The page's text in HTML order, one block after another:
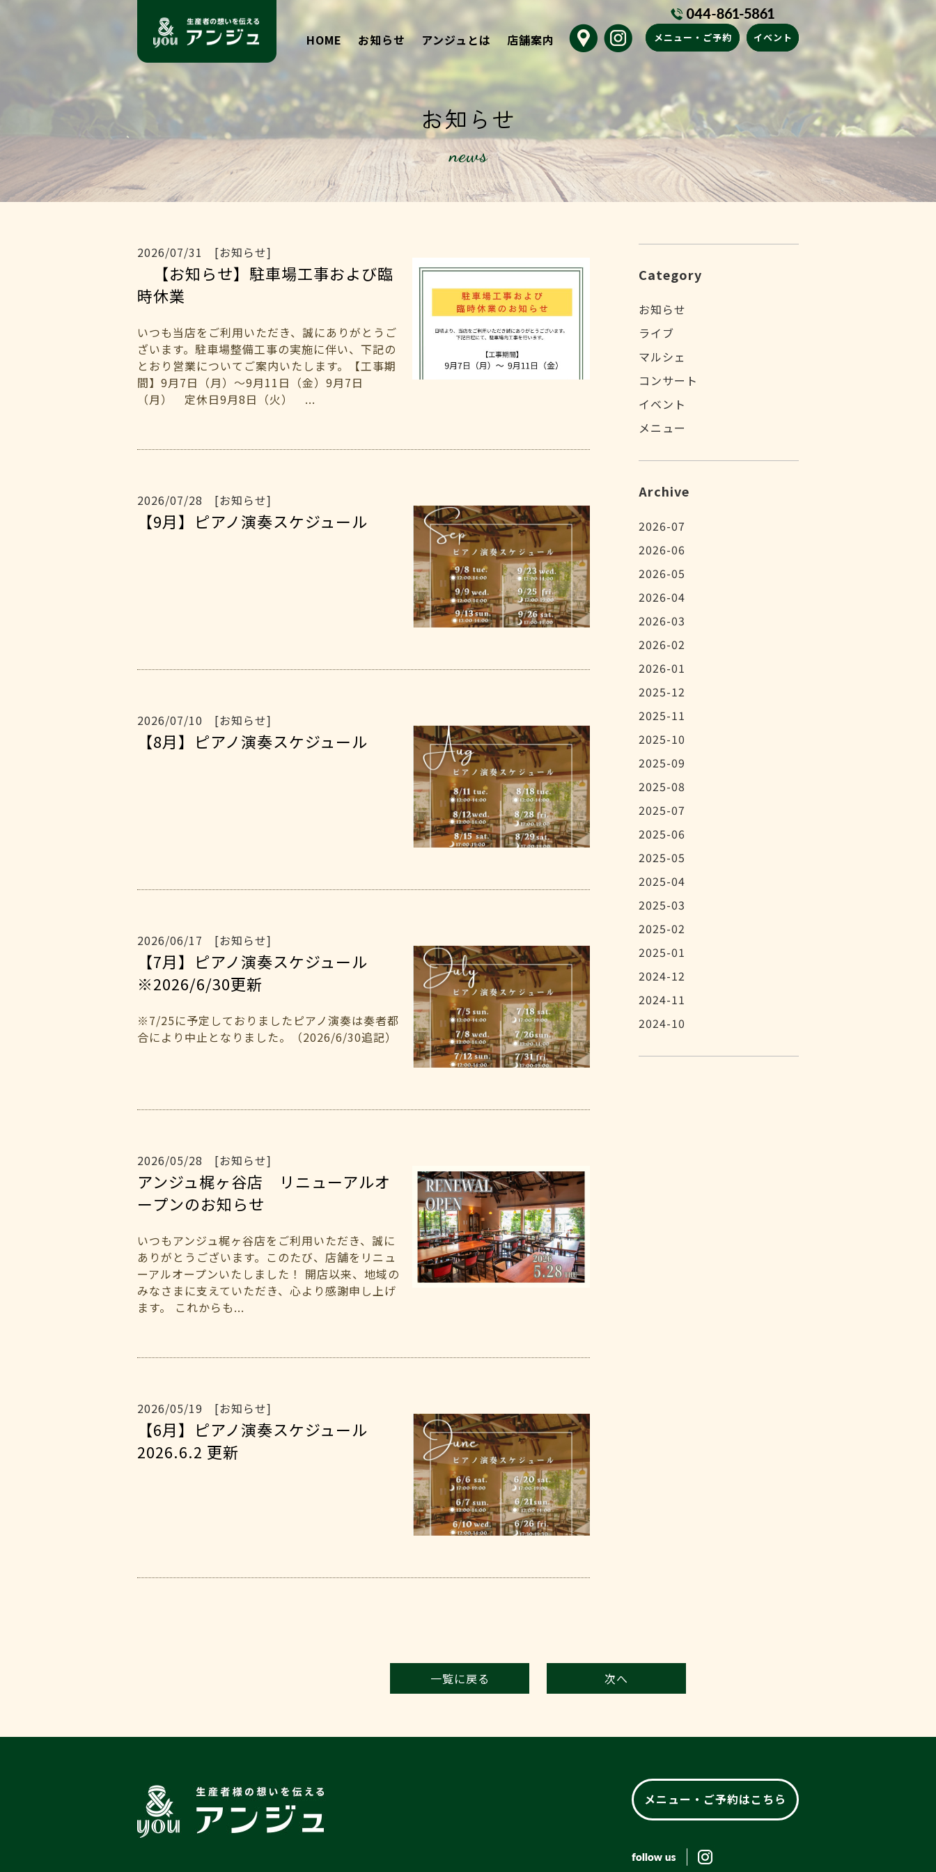
HOME お知らせ アンジュとは 店舗案内 メニュー・ご予約 イベント
お知らせ
news
2026/07/31 [お知らせ]
【お知らせ】駐車場工事および臨
時休業
いつも当店をご利用いただき、誠にありがとうご
ざいます。駐車場整備工事の実施に伴い、下記の
とおり営業についてご案内いたします。【工事期
間】9月7日（月）～9月11日（金）9月7日
（月） 定休日9月8日（火） ...
2026/07/28 [お知らせ]
【9月】ピアノ演奏スケジュール
2026/07/10 [お知らせ]
【8月】ピアノ演奏スケジュール
2026/06/17 [お知らせ]
【7月】ピアノ演奏スケジュール
※2026/6/30更新
※7/25に予定しておりましたピアノ演奏は奏者都
合により中止となりました。（2026/6/30追記）
2026/05/28 [お知らせ]
アンジュ梶ヶ谷店 リニューアルオ
ープンのお知らせ
いつもアンジュ梶ヶ谷店をご利用いただき、誠に
ありがとうございます。このたび、店舗をリニュ
ーアルオープンいたしました！ 開店以来、地域の
みなさまに支えていただき、心より感謝申し上げ
ます。 これからも...
2026/05/19 [お知らせ]
【6月】ピアノ演奏スケジュール
2026.6.2 更新
Category
お知らせ
ライブ
マルシェ
コンサート
イベント
メニュー
Archive
2026-07
2026-06
2026-05
2026-04
2026-03
2026-02
2026-01
2025-12
2025-11
2025-10
2025-09
2025-08
2025-07
2025-06
2025-05
2025-04
2025-03
2025-02
2025-01
2024-12
2024-11
2024-10
一覧に戻る 次へ
メニュー・ご予約はこちら